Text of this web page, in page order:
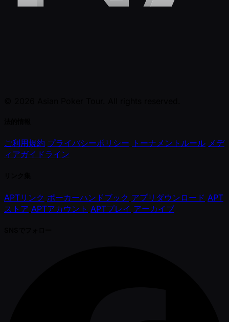
ご利用規約 プライバシーポリシー トーナメントルール メデ
ィアガイドライン
APTリンク ポーカーハンドブック アプリダウンロード APT
ストア APTアカウント APTプレイ アーカイブ